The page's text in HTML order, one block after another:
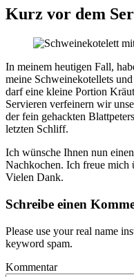
Kurz vor dem
In meinem heutigen Fall,
meine Schweinekotellets
darf eine kleine Portion
Servieren verfeinern wir
der fein gehackten
letzten Schliff.
Ich wünsche Ihnen nun
Nachkochen. Ich freue mich
Vielen Dank.
Schreibe einen
Please use your real name
keyword spam.
Kommentar